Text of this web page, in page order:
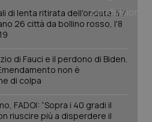
di lenta ritirata dell'ondata: il 7
26 città da bollino rosso, l'8
di Fauci e il perdono di Biden.
non è
di colpa
FADOI: “Sopra i 40 gradi il
riuscire più a disperdere il
PHP.net